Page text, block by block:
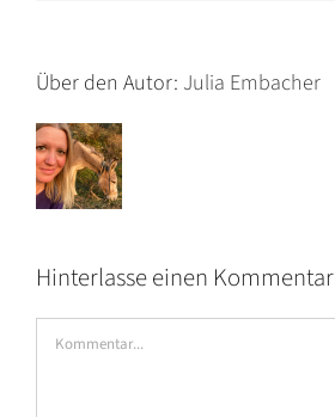
Über den Autor: Julia Embacher
Hinterlasse einen Kommentar
Kommentar